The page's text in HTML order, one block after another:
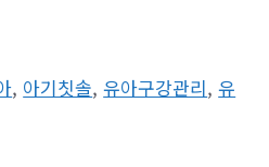
, 아기칫솔,유아구강관리,유